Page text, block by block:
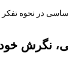
اساسی در نحوه
نگرش خود